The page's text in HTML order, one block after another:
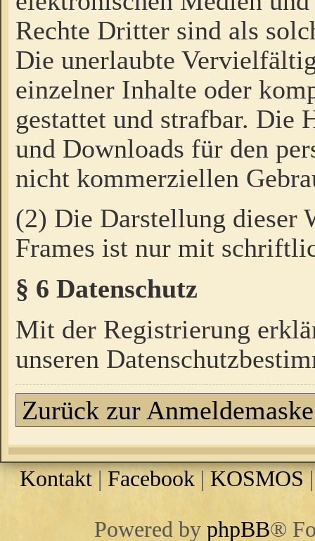
Rechte Dritter sind als
Die unerlaubte
einzelner Inhalte oder
gestattet und strafbar. Die
und Downloads für den
nicht kommerziellen
(2) Die Darstellung dieser
Frames ist nur mit
§ 6 Datenschutz
Mit der Registrierung
unseren
Zurück zur Anmeldemaske
Kontakt|Facebook|KOSMOS
Powered by phpBB®